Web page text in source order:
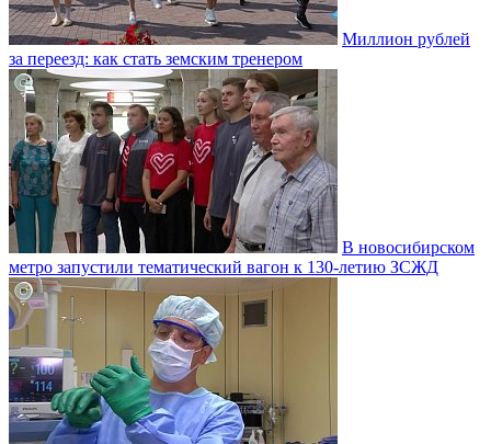
Миллион рублей
за переезд: как стать земским тренером
В новосибирском
метро запустили тематический вагон к 130-летию ЗСЖД